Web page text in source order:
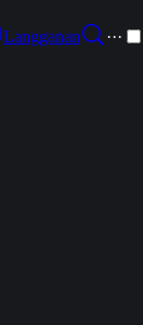
Langganan
···